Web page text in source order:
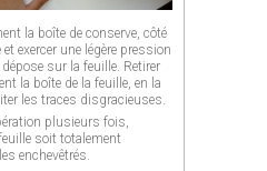
la boîte de conserve, côté
exercer une légère pression
dépose sur la feuille. Retirer
la boîte de la feuille, en la
les traces disgracieuses.
plusieurs fois,
soit totalement
enchevêtrés.